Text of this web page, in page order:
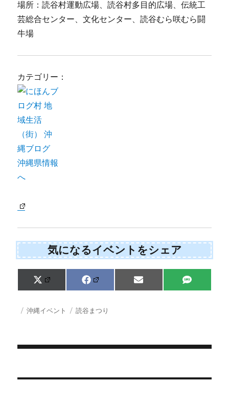
場所：読谷村運動広場、読谷村多目的広場、伝統工
芸総合センター、文化センター、読谷むら咲むら闘
牛場
カテゴリー：
気になるイベントをシェア
Share
on
X
(
w
r
Share
on
F
a
e
b
Share
on
E
m
Share
on
S
M
投 カ
沖縄イベント
タ
読谷まつり
稿